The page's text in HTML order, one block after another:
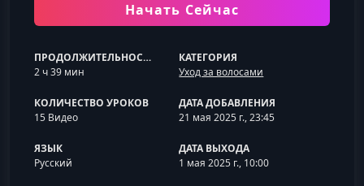
Начать Сейчас
ПРОДОЛЖИТЕЛЬНОСТЬ
2 ч 39 мин
КАТЕГОРИЯ
Уход за волосами
КОЛИЧЕСТВО УРОКОВ
15 Видео
ДАТА ДОБАВЛЕНИЯ
21 мая 2025 г., 23:45
ЯЗЫК
Русский
ДАТА ВЫХОДА
1 мая 2025 г., 10:00